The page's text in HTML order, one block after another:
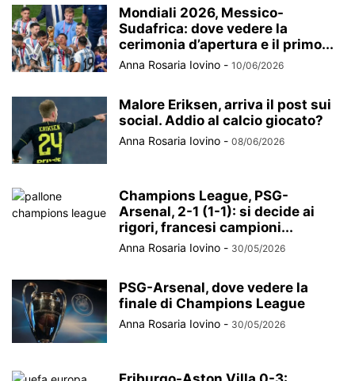
Mondiali 2026, Messico-
Sudafrica: dove vedere la
cerimonia d’apertura e il primo...
Anna Rosaria Iovino - 10/06/2026
Malore Eriksen, arriva il post sui
social. Addio al calcio giocato?
Anna Rosaria Iovino - 08/06/2026
Champions League, PSG-
Arsenal, 2-1 (1-1): si decide ai
rigori, francesi campioni...
Anna Rosaria Iovino - 30/05/2026
PSG-Arsenal, dove vedere la
finale di Champions League
Anna Rosaria Iovino - 30/05/2026